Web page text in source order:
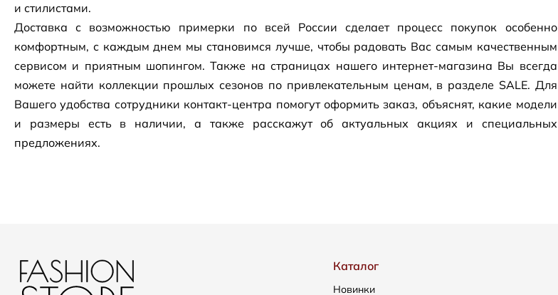
и стилистами.
Доставка с возможностью примерки по всей России сделает процесс покупок особенно
комфортным, с каждым днем мы становимся лучше, чтобы радовать Вас самым качественным
сервисом и приятным шопингом. Также на страницах нашего интернет-магазина Вы всегда
можете найти коллекции прошлых сезонов по привлекательным ценам, в разделе SALE. Для
Вашего удобства сотрудники контакт-центра помогут оформить заказ, объяснят, какие модели
и размеры есть в наличии, а также расскажут об актуальных акциях и специальных
предложениях.
Каталог
Новинки